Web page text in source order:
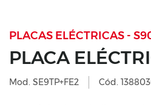
PLACAS ELÉCTRICAS -
PLACA
Mod. SE9TP+FE2 Cód.